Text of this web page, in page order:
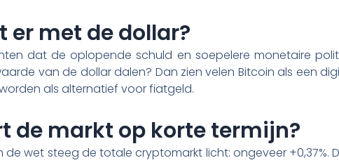
er met de dollar?
dat de oplopende schuld en soepelere monetaire
van de dollar dalen? Dan zien velen Bitcoin als een
als alternatief voor fiatgeld.
de markt op korte termijn?
wet steeg de totale cryptomarkt licht: ongeveer +0,37%.